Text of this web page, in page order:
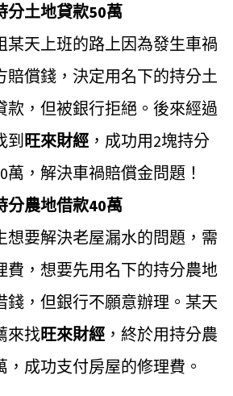
分土地貸款50萬
某天上班的路上因為發生車禍
賠償錢，決定用名下的持分土
款，但被銀行拒絕。後來經過
到 旺來財經 ，成功用2塊持分
萬，解決車禍賠償金問題！
分農地借款40萬
想要解決老屋漏水的問題，需
費，想要先用名下的持分農地
錢，但銀行不願意辦理。某天
來找旺來財經 ，終於用持分農
，成功支付房屋的修理費。